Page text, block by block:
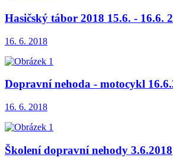
Hasičský tábor 2018 15.6. - 16.6.
16. 6. 2018
Dopravní nehoda - motocykl
16. 6. 2018
Školení dopravní nehody 3.6.2018